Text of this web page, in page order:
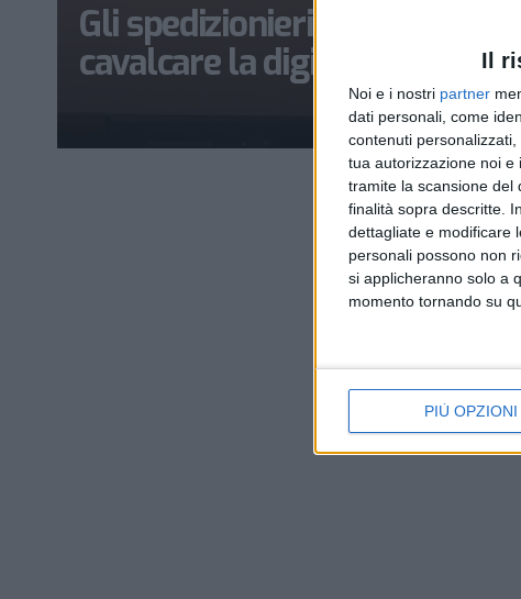
Il
Noi e i nostri partner
dati personali, come
contenuti
tua autorizzazione noi e
tramite la scansione del
finalità sopra descritte.
dettagliate e modificare
personali possono non
si applicheranno solo a
momento tornando su
PIÙ OPZIONI
Gli spedizionieri italiani
cavalcare la digitalizzazione